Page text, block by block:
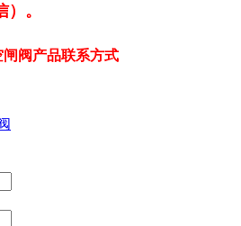
。